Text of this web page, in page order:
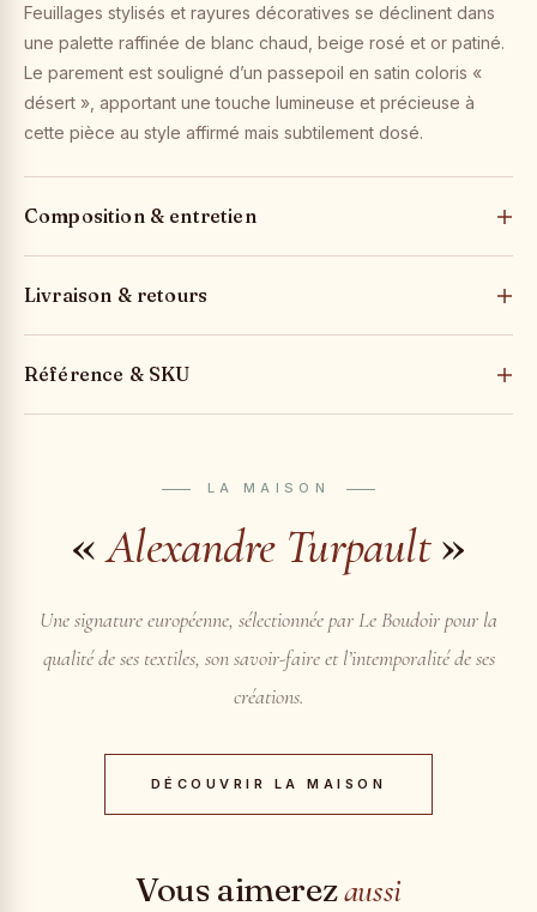
Feuillages stylisés et rayures décoratives se déclinent dans
une palette raffinée de blanc chaud, beige rosé et or patiné.
Le parement est souligné d’un passepoil en satin coloris «
désert », apportant une touche lumineuse et précieuse à
cette pièce au style affirmé mais subtilement dosé.
Composition & entretien
Livraison & retours
Référence & SKU
LA MAISON
«Alexandre Turpault»
Une signature européenne, sélectionnée par Le Boudoir pour la
qualité de ses textiles, son savoir-faire et l’intemporalité de ses
créations.
DÉCOUVRIR LA MAISON
Vous aimerezaussi